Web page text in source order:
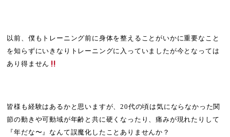
以前、僕もトレーニング前に身体を整えることがいかに重要なこと
を知らずにいきなりトレーニングに入っていましたが今となっては
あり得ません
皆様も経験はあるかと思いますが、20代の頃は気にならなかった関
節の動きや可動域が年齢と共に硬くなったり、痛みが現れたりして
『年だな〜』なんて誤魔化したことありませんか？